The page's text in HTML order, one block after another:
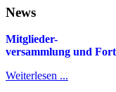
News
Mitglieder-
versammlung und
Weiterlesen ...